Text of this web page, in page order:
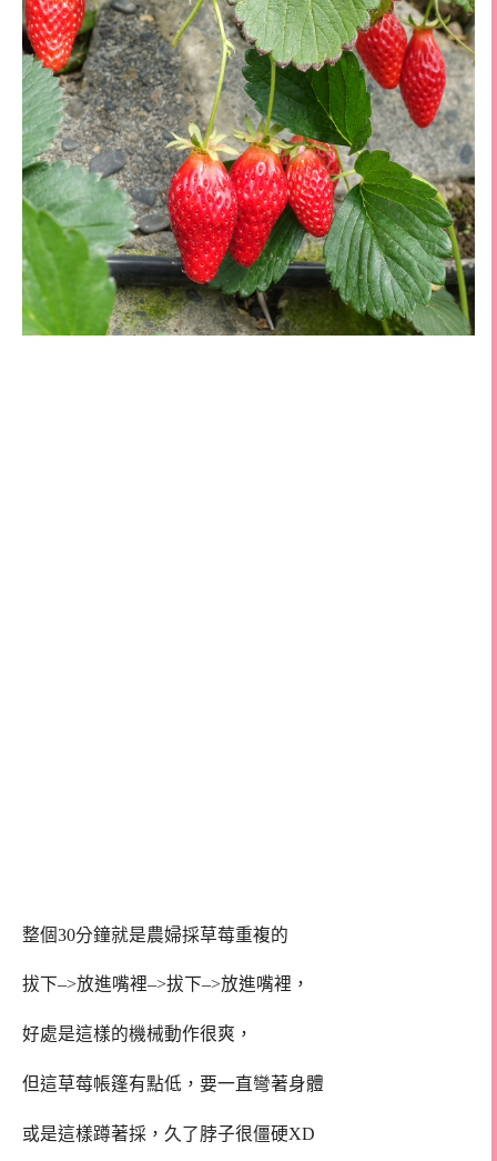
整個30分鐘就是農婦採草莓重複的
拔下–>放進嘴裡–>拔下–>放進嘴裡，
好處是這樣的機械動作很爽，
但這草莓帳篷有點低，要一直彎著身體
或是這樣蹲著採，久了脖子很僵硬XD